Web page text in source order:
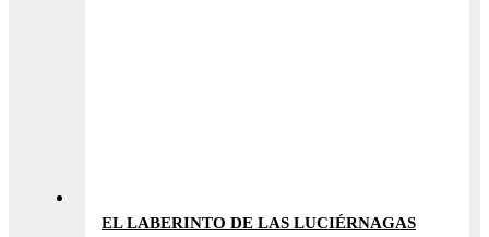
EL LABERINTO DE LAS LUCIÉRNAGAS